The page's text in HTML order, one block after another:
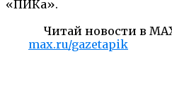
«ПИКа».
Читай новости в
max.ru/gazetapik